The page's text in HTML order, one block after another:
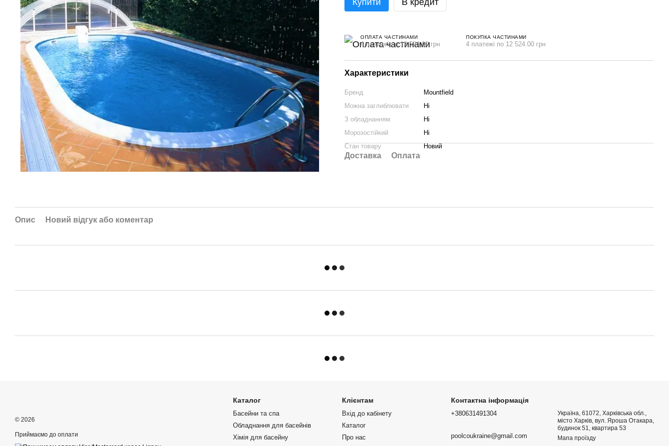
Купити В кредит
ОПЛАТА ЧАСТИНАМИ
4 платежі по 12 524.00 грн
ПОКУПКА ЧАСТИНАМИ
4 платежі по 12 524.00 грн
Характеристики
Бренд
Mountfield
Можна заглиблювати
Ні
З обладнанням
Ні
Морозостійкий
Ні
Стан товару
Новий
Доставка Оплата
Опис Новий відгук або коментар
© 2026
Приймаємо до оплати
Каталог
Басейни та спа
Обладнання для басейнів
Хімія для басейну
Клієнтам
Вхід до кабінету
Каталог
Про нас
Контактна інформація
+380631491304
poolcoukraine@gmail.com
Україна, 61072, Харківська обл.,
місто Харків, вул. Яроша Отакара,
будинок 51, квартира 53
Мапа проїзду